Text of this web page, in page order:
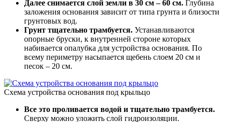
Далее снимается слой земли в 30 см – 60 см. Глубина
заложения основания зависит от типа грунта и близости
грунтовых вод.
Грунт тщательно трамбуется. Устанавливаются
опорные бруски, к внутренней стороне которых
набивается опалубка для устройства основания. По
всему периметру насыпается щебень слоем 20 см и
песок – 20 см.
Схема устройства основания под крыльцо
Все это проливается водой и тщательно трамбуется.
Сверху можно уложить слой гидроизоляции.